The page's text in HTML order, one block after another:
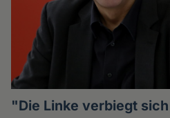
"Die Linke verbiegt